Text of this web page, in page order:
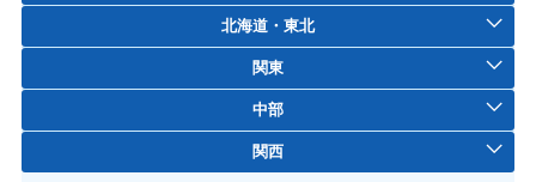
北海道・東北
関東
中部
関西